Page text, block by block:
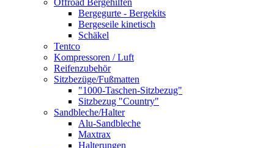
Offroad Bergehilfen
Bergegurte - Bergekits
Bergeseile kinetisch
Schäkel
Tentco
Kompressoren / Luft
Reifenzubehör
Sitzbezüge/Fußmatten
"1000-Taschen-Sitzbezug"
Sitzbezug "Country"
Sandbleche/Halter
Alu-Sandbleche
Maxtrax
Halterungen